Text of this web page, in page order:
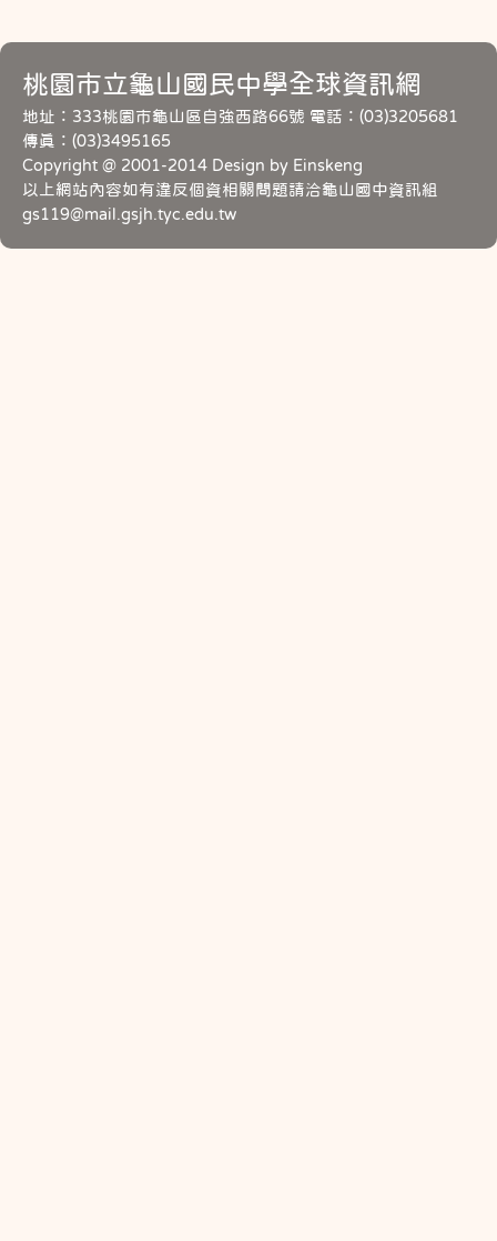
桃園市立龜山國民中學全球資訊網
地址：333桃園市龜山區自強西路66號 電話：(03)3205681
傳真：(03)3495165
Copyright @ 2001-2014 Design by Einskeng
以上網站內容如有違反個資相關問題請洽龜山國中資訊組
gs119@mail.gsjh.tyc.edu.tw